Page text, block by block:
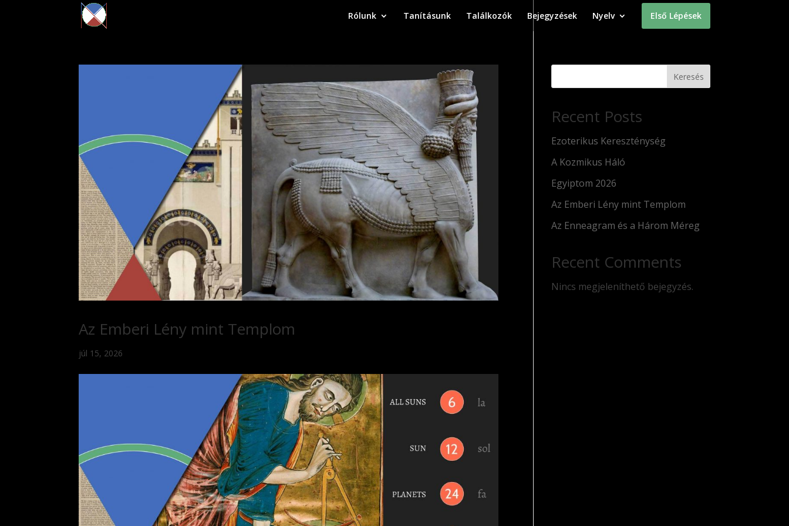
Rólunk Tanításunk Találkozók Bejegyzések Nyelv Első Lépések
Az Emberi Lény mint Templom
júl 15, 2026
Keresés
Recent Posts
Ezoterikus Kereszténység
A Kozmikus Háló
Egyiptom 2026
Az Emberi Lény mint Templom
Az Enneagram és a Három Méreg
Recent Comments
Nincs megjeleníthető bejegyzés.